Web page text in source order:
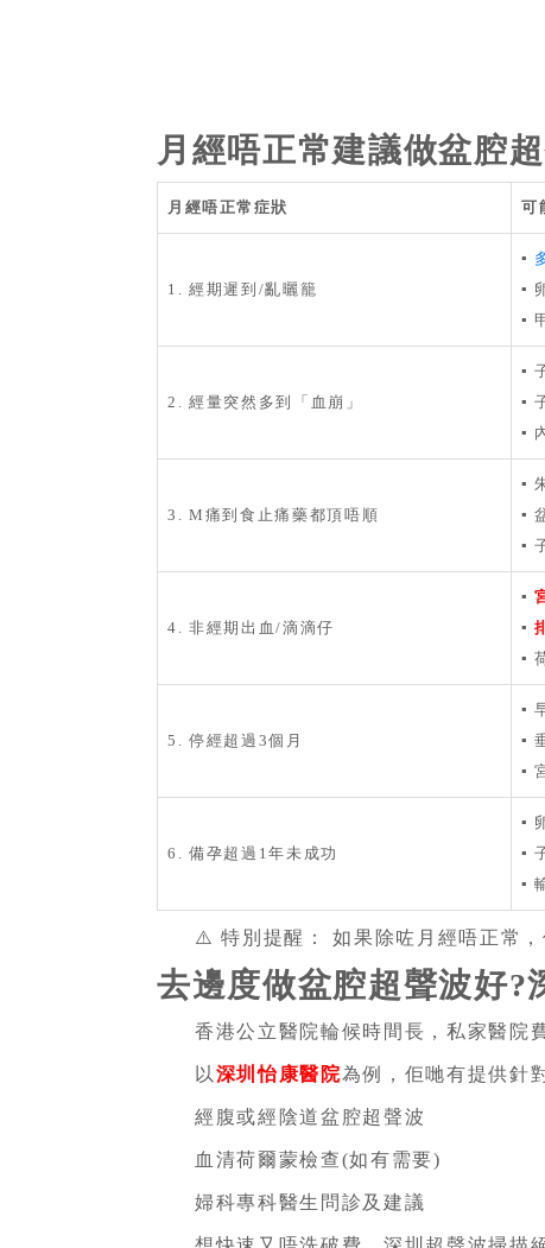
月經唔正常建議做盆腔
月經唔正常症狀 可
1. 經期遲到/亂曬籠
▪️
▪️
▪️
2. 經量突然多到「血崩」
▪️
▪️
▪️
3. M痛到食止痛藥都頂唔順
▪️
▪️
▪️
4. 非經期出血/滴滴仔
▪️
▪️
▪️
5. 停經超過3個月
▪️
▪️
▪️
6. 備孕超過1年未成功
▪️
▪️
▪️
⚠️ 特別提醒： 如果除咗月經唔正常
去邊度做盆腔超聲波好?
香港公立醫院輪候時間長，私家醫院
以 深圳怡康醫院為例，佢哋有提供針
經腹或經陰道盆腔超聲波
血清荷爾蒙檢查(如有需要)
婦科專科醫生問診及建議